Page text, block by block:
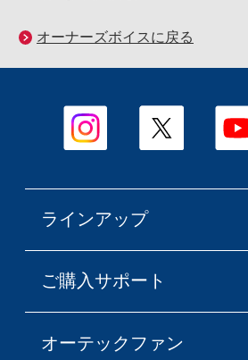
オーナーズボイスに戻る
ラインアップ
ご購入サポート
オーテックファン